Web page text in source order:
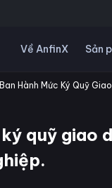
Về AnfinX Sản
Hành Mức Ký Quỹ
ký quỹ